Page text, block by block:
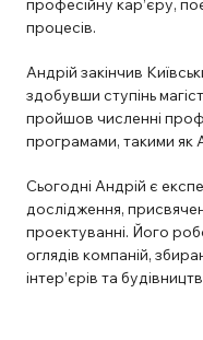
професійну кар’єру,
процесів.
Андрій закінчив
здобувши ступінь
пройшов численні
програмами, такими як
Сьогодні Андрій є
дослідження,
проектуванні. Його
оглядів компаній,
інтер’єрів та